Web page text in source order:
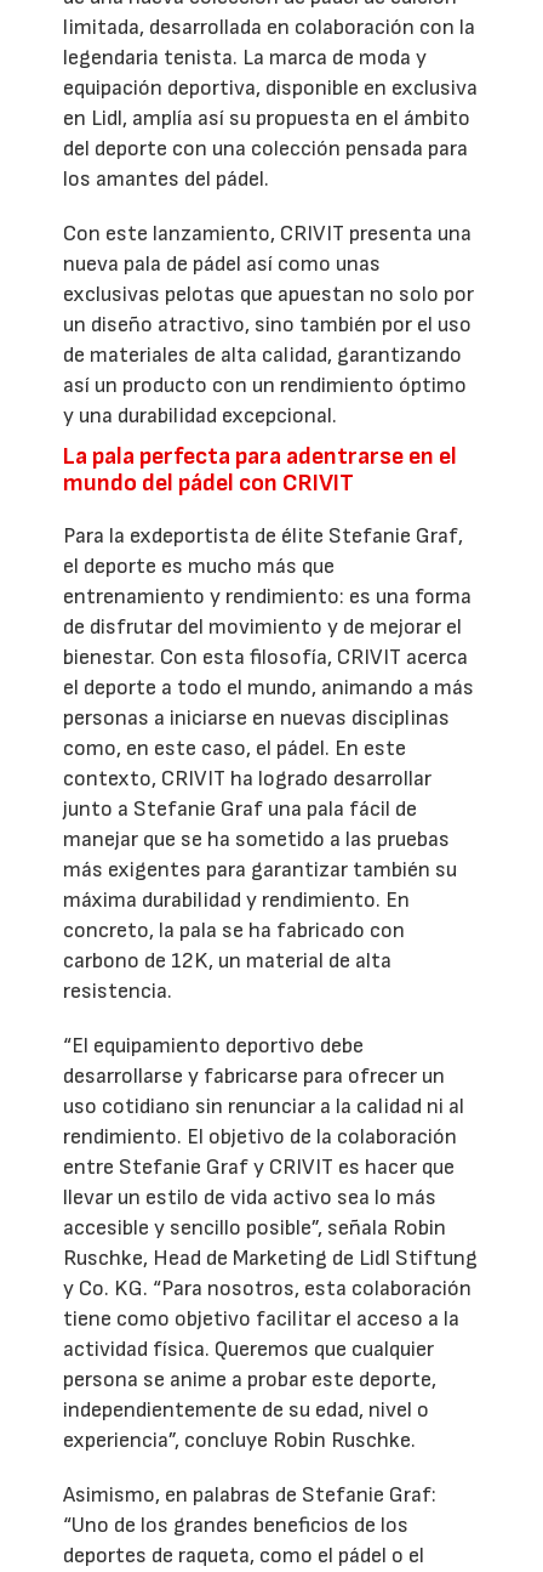
limitada, desarrollada en colaboración con la
legendaria tenista. La marca de moda y
equipación deportiva, disponible en exclusiva
en Lidl, amplía así su propuesta en el ámbito
del deporte con una colección pensada para
los amantes del pádel.
Con este lanzamiento, CRIVIT presenta una
nueva pala de pádel así como unas
exclusivas pelotas que apuestan no solo por
un diseño atractivo, sino también por el uso
de materiales de alta calidad, garantizando
así un producto con un rendimiento óptimo
y una durabilidad excepcional.
La pala perfecta para adentrarse en el
mundo del pádel con CRIVIT
Para la exdeportista de élite Stefanie Graf,
el deporte es mucho más que
entrenamiento y rendimiento: es una forma
de disfrutar del movimiento y de mejorar el
bienestar. Con esta filosofía, CRIVIT acerca
el deporte a todo el mundo, animando a más
personas a iniciarse en nuevas disciplinas
como, en este caso, el pádel. En este
contexto, CRIVIT ha logrado desarrollar
junto a Stefanie Graf una pala fácil de
manejar que se ha sometido a las pruebas
más exigentes para garantizar también su
máxima durabilidad y rendimiento. En
concreto, la pala se ha fabricado con
carbono de 12K, un material de alta
resistencia.
“El equipamiento deportivo debe
desarrollarse y fabricarse para ofrecer un
uso cotidiano sin renunciar a la calidad ni al
rendimiento. El objetivo de la colaboración
entre Stefanie Graf y CRIVIT es hacer que
llevar un estilo de vida activo sea lo más
accesible y sencillo posible”, señala Robin
Ruschke, Head de Marketing de Lidl Stiftung
y Co. KG. “Para nosotros, esta colaboración
tiene como objetivo facilitar el acceso a la
actividad física. Queremos que cualquier
persona se anime a probar este deporte,
independientemente de su edad, nivel o
experiencia”, concluye Robin Ruschke.
Asimismo, en palabras de Stefanie Graf:
“Uno de los grandes beneficios de los
deportes de raqueta, como el pádel o el